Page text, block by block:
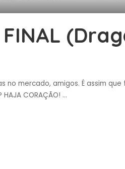
mercado, amigos. É assim que
CORAÇÃO! ...